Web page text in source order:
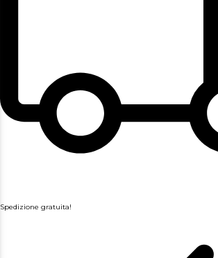
Spedizione gratuita!